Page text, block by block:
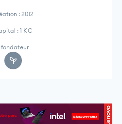
: 2012
: 1 K€
fondateur